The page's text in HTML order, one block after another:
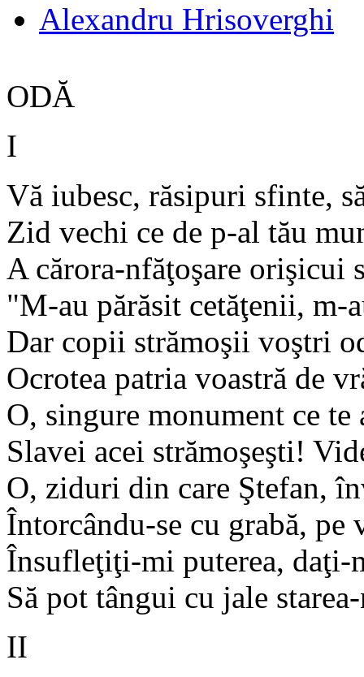
Alexandru Hrisoverghi
ODĂ
I
Vă iubesc, răsipuri sfinte,
Zid vechi ce de p-al tău
A cărora-nfăţoşare orişicui
"M-au părăsit cetăţenii, m-
Dar copii strămoşii voştri
Ocrotea patria voastră de
O, singure monument ce te
Slavei acei strămoşeşti!
O, ziduri din care Ştefan,
Întorcându-se cu grabă,
Însufleţiţi-mi puterea, daţi-
Să pot tângui cu jale
II